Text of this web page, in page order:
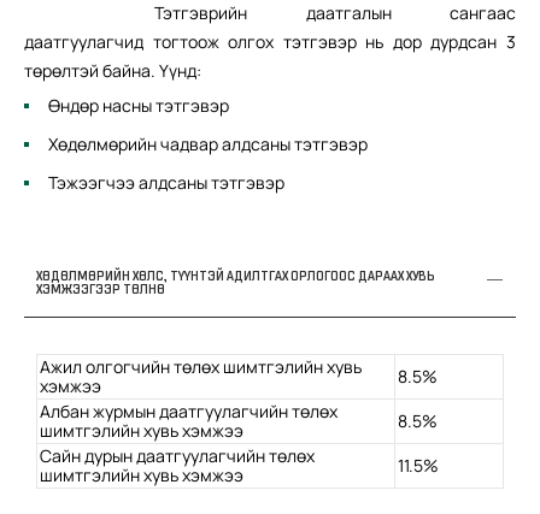
Тэтгэврийн даатгалын сангаас
даатгуулагчид тогтоож олгох тэтгэвэр нь дор дурдсан 3
төрөлтэй байна. Үүнд:
Өндөр насны тэтгэвэр
Хөдөлмөрийн чадвар алдсаны тэтгэвэр
Тэжээгчээ алдсаны тэтгэвэр
ХӨДӨЛМӨРИЙН ХӨЛС, ТҮҮНТЭЙ АДИЛТГАХ ОРЛОГООС ДАРААХ ХУВЬ
ХЭМЖЭЭГЭЭР ТӨЛНӨ
Ажил олгогчийн төлөх шимтгэлийн хувь
хэмжээ
8.5%
Албан журмын даатгуулагчийн төлөх
шимтгэлийн хувь хэмжээ
8.5%
Сайн дурын даатгуулагчийн төлөх
шимтгэлийн хувь хэмжээ
11.5%